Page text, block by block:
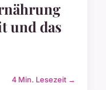
und das
4 Min. Lesezeit →